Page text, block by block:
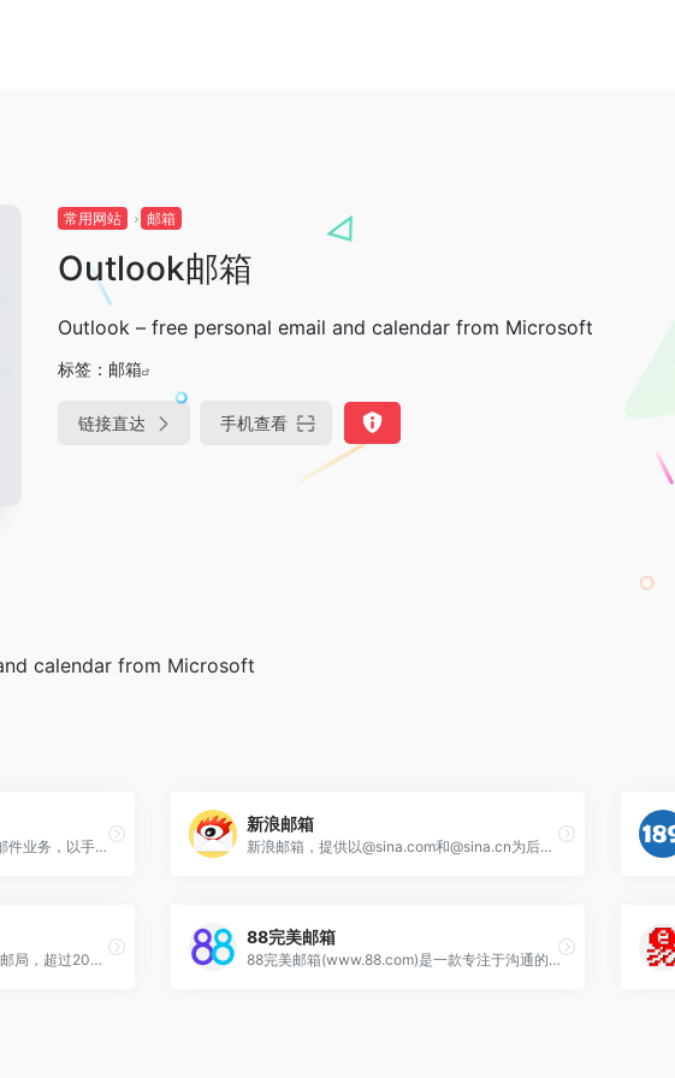
常用网站 邮箱
Outlook邮箱
Outlook – free personal email and calendar from Microsoft
标签： 邮箱
链接直达 手机查看
calendar from Microsoft
139邮箱是中国移动提供的电子邮件业务，以手机号@139.com作为邮箱地址，来邮短信及时提醒,同时提供WEB、WAP、短彩信、APP等多种方式，随时随地收发邮件
新浪邮箱
新浪邮箱，提供以@sina.com和@sina.cn为后缀的免费邮箱。2G超大附件和50M普通附件，容量5G至无限大，整合新浪微博应用，支持客户端收发，更加安全，更少垃圾邮件。
网易126免费邮箱–你的专业电子邮局，超过20年的邮箱运营经验，系统快速稳定安全，支持超大附件和网盘服务。网易邮箱官方App“邮箱大师”帮您高效处理邮件，支持所有邮箱，并可在手机、Windows和Mac上多端协同使用。
88完美邮箱
88完美邮箱(www.88.com)是一款专注于沟通的免费电子办公邮箱,致力于打造新一代个人免费邮箱,88.com是大家都喜欢的吉祥域名,88蕴含着“财富、幸运、美好”等寓意,拥有一个@88.com的好名字商务邮箱,将是陪伴您一生的财富,陪伴您一生的幸运,陪伴您一生的美好